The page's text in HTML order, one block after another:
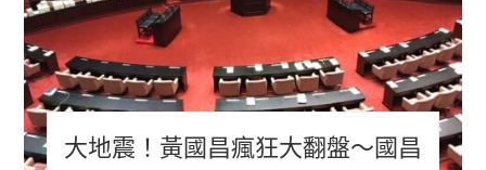
大地震！黃國昌瘋狂大翻盤～國昌